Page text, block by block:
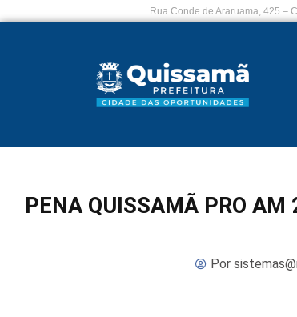
Rua Conde de Araruama, 425 –
PENA QUISSAMÃ PRO
Por